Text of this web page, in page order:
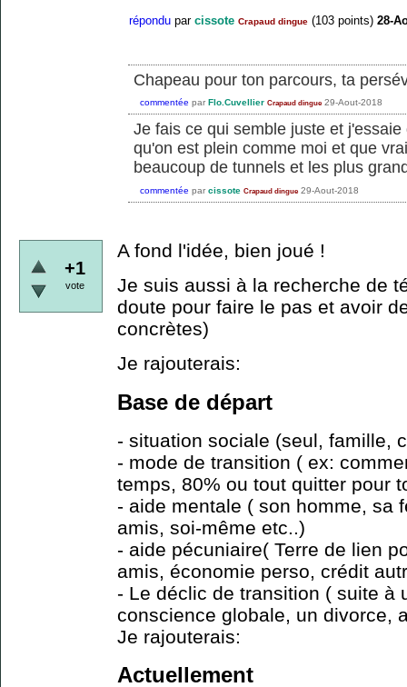
répondu par cissote Crapaud dingue (103 points) 28-
Chapeau pour ton parcours, ta
commentée par Flo.Cuvellier Crapaud dingue 29-Aout-2018
Je fais ce qui semble juste et
qu'on est plein comme moi et que
beaucoup de tunnels et les plus
commentée par cissote Crapaud dingue 29-Aout-2018
+1
vote
A fond l'idée, bien joué !
Je suis aussi à la recherche de
doute pour faire le pas et avoir
concrètes)
Je rajouterais:
Base de départ
- situation sociale (seul, famille,
- mode de transition ( ex:
temps, 80% ou tout quitter pour
- aide mentale ( son homme, sa
amis, soi-même etc..)
- aide pécuniaire( Terre de lien
amis, économie perso, crédit
- Le déclic de transition ( suite à
conscience globale, un divorce,
Je rajouterais:
Actuellement